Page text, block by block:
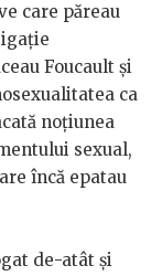
care păreau
Foucault și
ca
noțiunea
sexual,
încă epatau
de-atât și